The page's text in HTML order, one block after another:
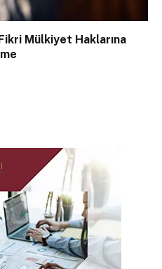
Mülkiyet Haklarına